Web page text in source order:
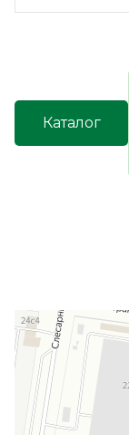
Каталог